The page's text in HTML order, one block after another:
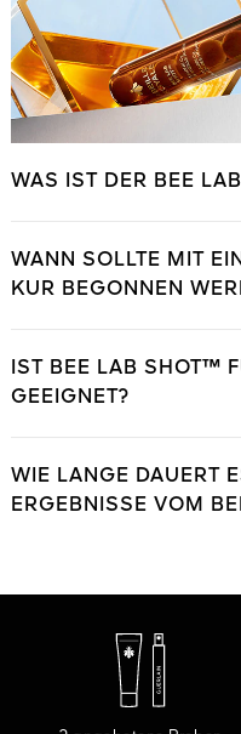
WAS IST DER BEE
WANN SOLLTE MIT
KUR BEGONNEN
IST BEE LAB SHOT™
GEEIGNET?
WIE LANGE DAUERT
ERGEBNISSE VOM